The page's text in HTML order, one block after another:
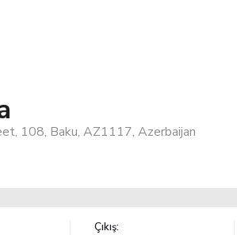
108, Baku, AZ1117, Azerbaijan
Çıkış: